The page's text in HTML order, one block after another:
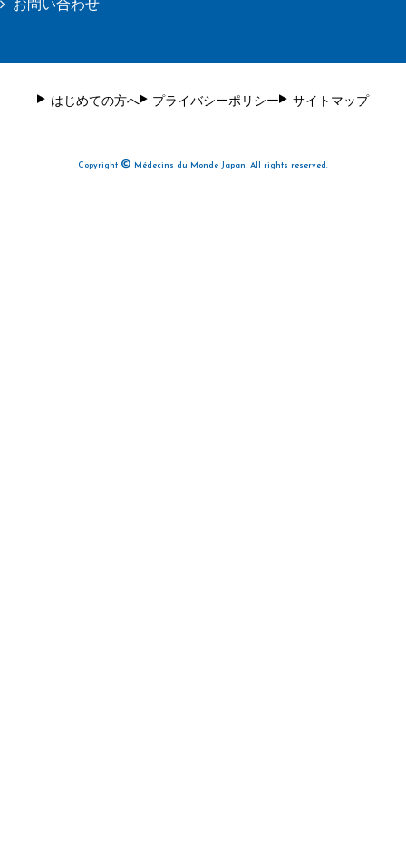
お問い合わせ
はじめての方へ プライバシーポリシー サイトマップ
Copyright © Médecins du Monde Japan. All rights reserved.